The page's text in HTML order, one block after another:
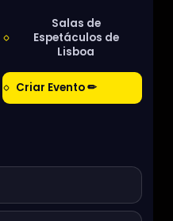
Salas de
Espetáculos de
Lisboa
Criar Evento ✏